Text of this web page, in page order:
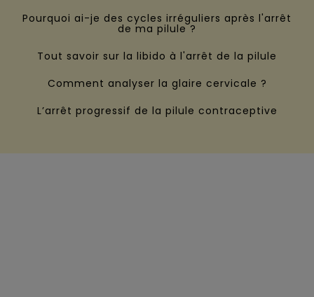
Pourquoi ai-je des cycles irréguliers après l'arrêt
de ma pilule ?
Tout savoir sur la libido à l'arrêt de la pilule
Comment analyser la glaire cervicale ?
L’arrêt progressif de la pilule contraceptive